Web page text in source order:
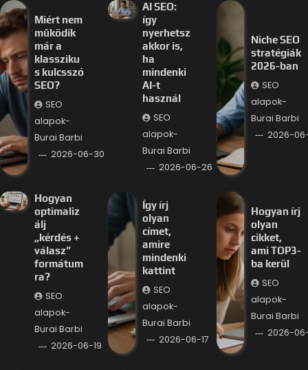
Miért nem
működik
már a
klassziku
s kulcsszó
SEO?
SEO
alapok-
Burai Barbi
2026-06-30
AI SEO:
így
nyerhetsz
akkor is,
ha
mindenki
AI-t
használ
SEO
alapok-
Burai Barbi
2026-06-26
Niche SEO
stratégiák
2026-ban
SEO
alapok-
Burai Barbi
2026-
Hogyan
optimaliz
álj
„kérdés +
válasz”
formátum
ra?
SEO
alapok-
Burai Barbi
2026-06-19
Így írj
olyan
címet,
amire
mindenki
kattint
SEO
alapok-
Burai Barbi
2026-06-17
Hogyan írj
olyan
cikket,
ami TOP3-
ba kerül
SEO
alapok-
Burai Barbi
2026-06-